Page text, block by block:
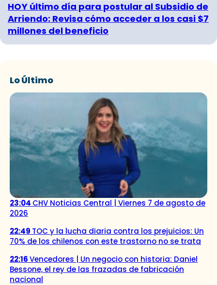
HOY último día para postular al Subsidio de
Arriendo: Revisa cómo acceder a los casi $7
millones del beneficio
Lo Último
23:04 CHV Noticias Central | Viernes 7 de agosto de
2026
22:49 TOC y la lucha diaria contra los prejuicios: Un
70% de los chilenos con este trastorno no se trata
22:16Vencedores | Un negocio con historia: Daniel
Bessone, el rey de las frazadas de fabricación
nacional